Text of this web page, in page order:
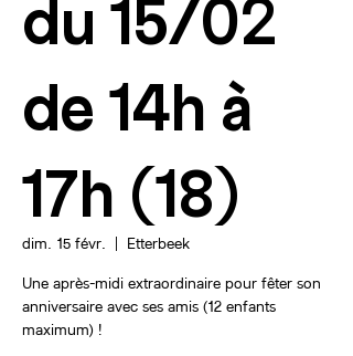
du 15/02
de 14h à
17h (18)
dim. 15 févr. Etterbeek
Une après-midi extraordinaire pour fêter son
anniversaire avec ses amis (12 enfants
maximum) !